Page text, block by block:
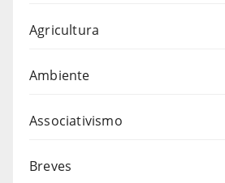
Agricultura
Ambiente
Associativismo
Breves